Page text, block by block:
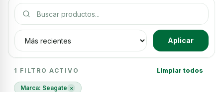
Buscar productos
Ordenar productos
Aplicar
1 resultados
1 FILTRO ACTIVO Limpiar todos
Marca: Seagate ×